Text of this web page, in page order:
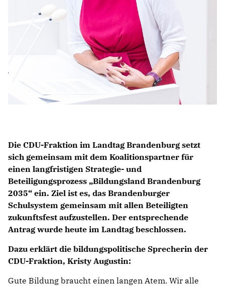
Die CDU-Fraktion im Landtag Brandenburg setzt
sich gemeinsam mit dem Koalitionspartner für
einen langfristigen Strategie- und
Beteiligungsprozess „Bildungsland Brandenburg
2035“ ein. Ziel ist es, das Brandenburger
Schulsystem gemeinsam mit allen Beteiligten
zukunftsfest aufzustellen. Der entsprechende
Antrag wurde heute im Landtag beschlossen.
Dazu erklärt die bildungspolitische Sprecherin der
CDU-Fraktion, Kristy Augustin:
Gute Bildung braucht einen langen Atem. Wir alle